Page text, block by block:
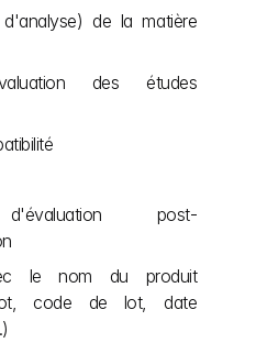
de la matière
des études
post-
le nom du produit
code de lot, date